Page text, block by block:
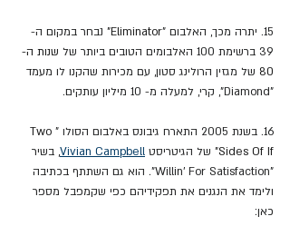
15. יתרה מכך, האלבום " Eliminator" נבחר במקום ה-
39 ברשימת 100 האלבומים הטובים ביותר של
שנות ה-
80 של מגזין הרולינג סטון, עם מכירות שהקנו לו מעמד
"Diamond", קרי, למעלה מ- 10 מיליון עותקים.
16. בשנת 2005 התארח גיבונס באלבום הסולו "
Two
Sides Of If" של הגיטריסט Vivian Campbell
, בשיר
"Willin' For Satisfaction". הוא גם השתתף בכתיבה
ולימד את הנגנים את תפקידיהם כפי שקמפבל מספר
כאן: